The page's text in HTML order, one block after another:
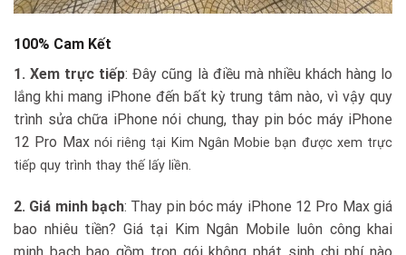
100% Cam Kết
1. Xem trực tiếp: Đây cũng là điều mà nhiều khách hàng lo
lắng khi mang iPhone đến bất kỳ trung tâm nào, vì vậy quy
trình sửa chữa iPhone nói chung, thay pin bóc máy iPhone
12 Pro Maxnói riêng tại Kim Ngân Mobie bạn được xem trực
tiếp quy trình thay thế lấy liền.
2. Giá minh bạch: Thay pin bóc máy iPhone 12 Pro Max giá
bao nhiêu tiền? Giá tại Kim Ngân Mobile luôn công khai
minh bạch bao gồm trọn gói không phát sinh chi phí nào